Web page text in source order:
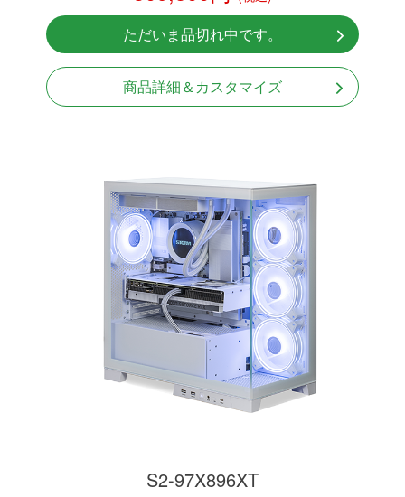
NVMeSSD 1TB
無線LAN Bluetooth対応
Windows11 Home 64bit
ただいま品切れ中です。
商品詳細＆カスタマイズ
S2-97X896XT